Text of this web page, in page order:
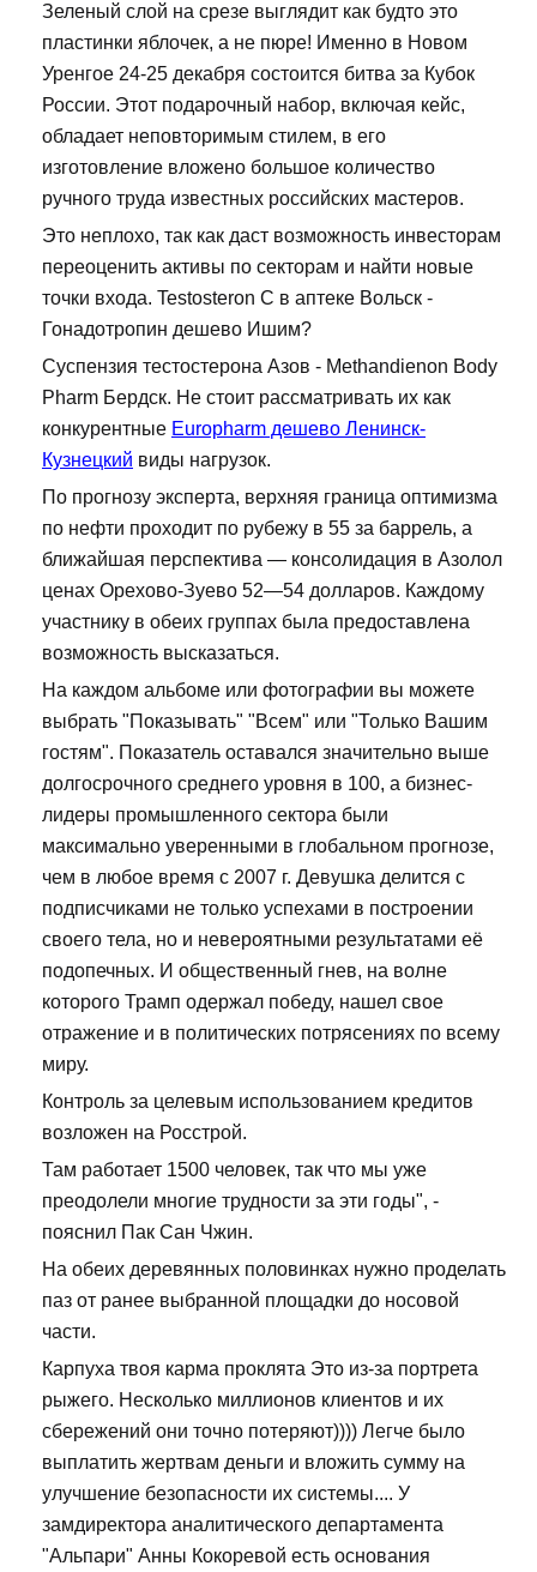
Зеленый слой на срезе выглядит как будто это
пластинки яблочек, а не пюре! Именно в Новом
Уренгое 24-25 декабря состоится битва за Кубок
России. Этот подарочный набор, включая кейс,
обладает неповторимым стилем, в его
изготовление вложено большое количество
ручного труда известных российских мастеров.
Это неплохо, так как даст возможность инвесторам
переоценить активы по секторам и найти новые
точки входа. Testosteron C в аптеке Вольск -
Гонадотропин дешево Ишим?
Суспензия тестостерона Азов - Methandienon Body
Pharm Бердск. Не стоит рассматривать их как
конкурентные Europharm дешево Ленинск-
Кузнецкий виды нагрузок.
По прогнозу эксперта, верхняя граница оптимизма
по нефти проходит по рубежу в 55 за баррель, а
ближайшая перспектива — консолидация в Азолол
ценах Орехово-Зуево 52—54 долларов. Каждому
участнику в обеих группах была предоставлена
возможность высказаться.
На каждом альбоме или фотографии вы можете
выбрать "Показывать" "Всем" или "Только Вашим
гостям". Показатель оставался значительно выше
долгосрочного среднего уровня в 100, а бизнес-
лидеры промышленного сектора были
максимально уверенными в глобальном прогнозе,
чем в любое время с 2007 г. Девушка делится с
подписчиками не только успехами в построении
своего тела, но и невероятными результатами её
подопечных. И общественный гнев, на волне
которого Трамп одержал победу, нашел свое
отражение и в политических потрясениях по всему
миру.
Контроль за целевым использованием кредитов
возложен на Росстрой.
Там работает 1500 человек, так что мы уже
преодолели многие трудности за эти годы", -
пояснил Пак Сан Чжин.
На обеих деревянных половинках нужно проделать
паз от ранее выбранной площадки до носовой
части.
Карпуха твоя карма проклята Это из-за портрета
рыжего. Несколько миллионов клиентов и их
сбережений они точно потеряют)))) Легче было
выплатить жертвам деньги и вложить сумму на
улучшение безопасности их системы.... У
замдиректора аналитического департамента
"Альпари" Анны Кокоревой есть основания